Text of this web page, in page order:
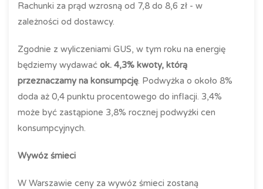
Rachunki za prąd wzrosną od 7,8 do 8,6 zł - w
zależności od dostawcy.
Zgodnie z wyliczeniami GUS, w tym roku na energię
będziemy wydawać ok. 4,3% kwoty, którą
przeznaczamy na konsumpcję. Podwyżka o około 8%
doda aż 0,4 punktu procentowego do inflacji. 3,4%
może być zastąpione 3,8% rocznej podwyżki cen
konsumpcyjnych.
Wywóz śmieci
W Warszawie ceny za wywóz śmieci zostaną